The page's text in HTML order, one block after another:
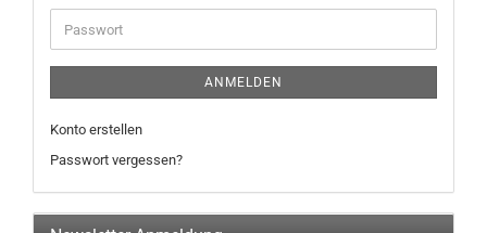
Adresse
Passwort
ANMELDEN
Konto erstellen
Passwort vergessen?